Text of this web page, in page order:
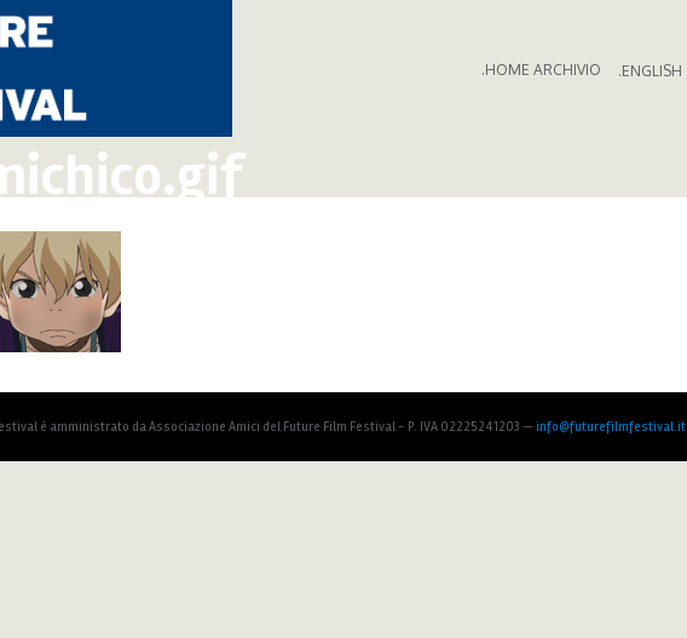
.ENGLISH
.HOME ARCHIVIO
è amministrato da Associazione Amici del Future Film Festival - P. IVA 02225241203 —info@futurefilmfestival.it